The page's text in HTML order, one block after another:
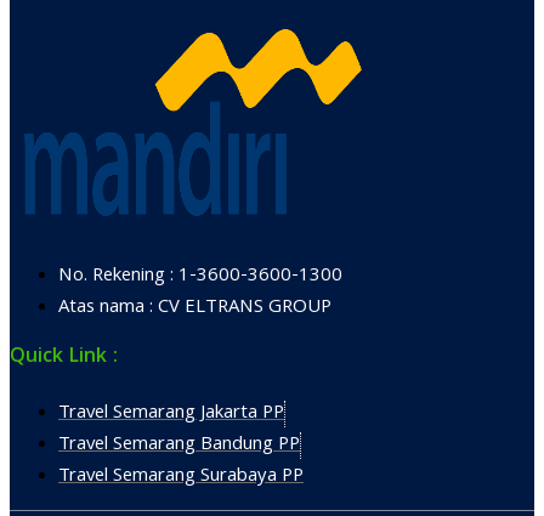
No. Rekening : 1-3600-3600-1300
Atas nama : CV ELTRANS GROUP
Quick Link :
Travel Semarang Jakarta PP
Travel Semarang Bandung PP
Travel Semarang Surabaya PP